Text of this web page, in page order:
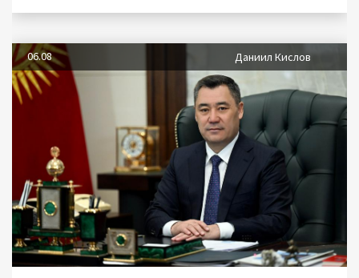
06.08 Даниил Кислов